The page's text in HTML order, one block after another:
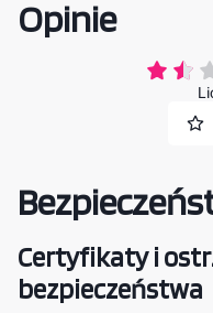
Opinie
Certyfikaty i
bezpieczeństwa